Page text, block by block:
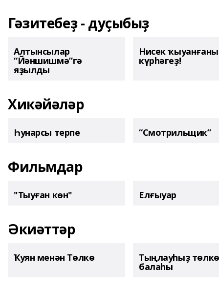
Гәзитебеҙ - дуҫыбыҙ
Алтынсылар
“Йәншишмә”гә
яҙылды
Нисек
күрһәгеҙ!
Хикәйәләр
Һунарсы терпе “Смотрильщик”
Фильмдар
"Тыуған көн" Елғыуар
Әкиәттәр
Ҡуян менән Төлкө Тыңлауһыҙ төлкө
балаһы